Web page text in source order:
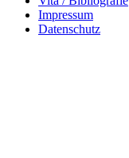
Impressum
Datenschutz